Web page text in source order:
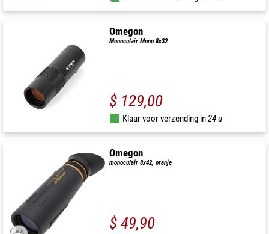
Omegon
Monoculair Mono 8x32
$ 129,00
Klaar voor verzending in24 u
Omegon
monoculair 8x42, oranje
$ 49,90